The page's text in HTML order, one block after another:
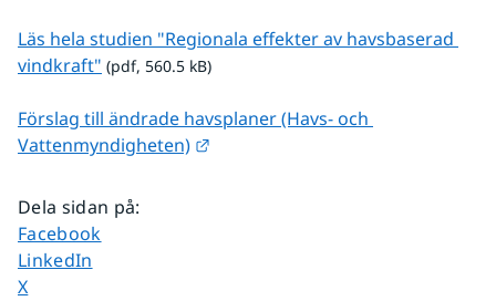
Läs hela studien "Regionala effekter av havsbaserad
vindkraft" pdf, 560.5 kB.
(pdf, 560.5 kB)
Förslag till ändrade havsplaner (Havs- och
Vattenmyndigheten)
Dela sidan på:
Dela sidan på
Facebook
Dela sidan på
LinkedIn
Dela sidan på
X